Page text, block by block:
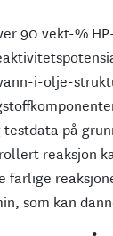
90 vekt-%
i-olje-
på
reaksjon
farlige
som kan